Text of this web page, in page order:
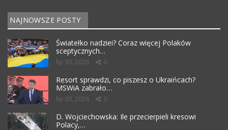
NAJNOWSZE POSTY
Światełko nadziei? Coraz więcej Polaków
sceptycznych…
lip 30, 2026 0
Resort sprawdzi, co piszesz o Ukraińcach?
MSWiA zabrało…
lip 30, 2026 0
D. Wojciechowska: Ile przecierpieli kresowi
Polacy,…